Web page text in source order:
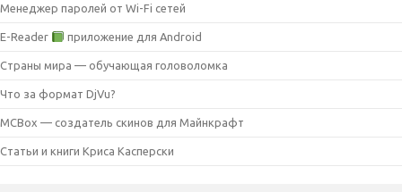
Менеджер паролей от Wi-Fi сетей
E-Reader приложение для Android
Страны мира — обучающая головоломка
Что за формат DjVu?
MCBox — создатель скинов для Майнкрафт
Статьи и книги Криса Касперски